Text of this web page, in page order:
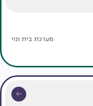
מערכת בית ונוי